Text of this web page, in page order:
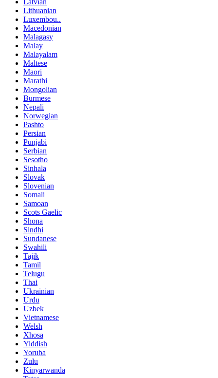
Latvian
Lithuanian
Luxembou..
Macedonian
Malagasy
Malay
Malayalam
Maltese
Maori
Marathi
Mongolian
Burmese
Nepali
Norwegian
Pashto
Persian
Punjabi
Serbian
Sesotho
Sinhala
Slovak
Slovenian
Somali
Samoan
Scots Gaelic
Shona
Sindhi
Sundanese
Swahili
Tajik
Tamil
Telugu
Thai
Ukrainian
Urdu
Uzbek
Vietnamese
Welsh
Xhosa
Yiddish
Yoruba
Zulu
Kinyarwanda